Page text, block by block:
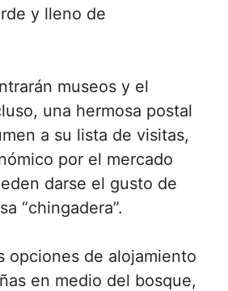
y lleno de
museos y el
una hermosa postal
a su lista de visitas,
por el mercado
darse el gusto de
“chingadera”.
opciones de alojamiento
en medio del bosque,